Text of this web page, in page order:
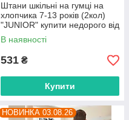
Штани шкільні на гумці на
хлопчика 7-13 років (2кол)
"JUNIOR" купити недорого від
прямого постачальника
В наявності
531 ₴
Купити
НОВИНКА 03.08.26